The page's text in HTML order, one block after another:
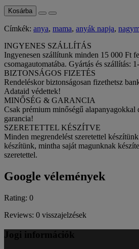
Kosárba
Címkék: anya, mama, anyák napja,
INGYENES SZÁLLÍTÁS
Ingyenesen szállítunk minden 15 000 Ft
csomagautomatába. Gyártás és szállítás:
BIZTONSÁGOS FIZETÉS
Rendeléskor biztonságosan fizethetsz
Adataid védettek!
MINŐSÉG & GARANCIA
Csak prémium minőségű
garancia!
SZERETETTEL KÉSZÍTVE
Minden megrendelést szeretettel
készítünk, mintha saját magunknak
szeretettel.
Google vélemények
Rating: 0
Reviews: 0 visszajelzések
Jogi információk